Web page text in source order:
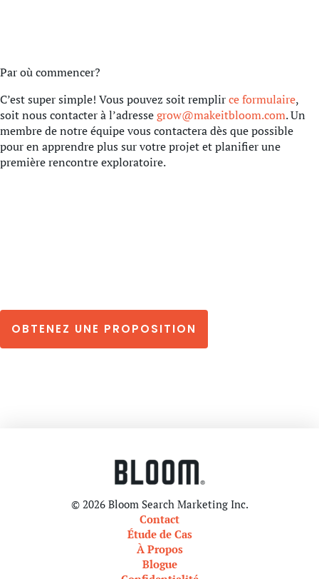
Par où commencer?
C’est super simple! Vous pouvez soit remplirce formulaire,
soit nous contacter à l’adressegrow@makeitbloom.com. Un
membre de notre équipe vous contactera dès que possible
pour en apprendre plus sur votre projet et planifier une
première rencontre exploratoire.
OBTENEZ UNE PROPOSITION
© 2026 Bloom Search Marketing Inc.
Contact
Étude de Cas
À Propos
Blogue